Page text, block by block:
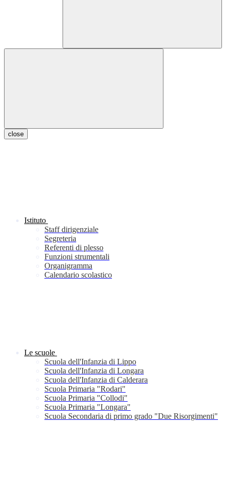
close
Istituto
Staff dirigenziale
Segreteria
Referenti di plesso
Funzioni strumentali
Organigramma
Calendario scolastico
Le scuole
Scuola dell'Infanzia di Lippo
Scuola dell'Infanzia di Longara
Scuola dell'Infanzia di Calderara
Scuola Primaria "Rodari"
Scuola Primaria "Collodi"
Scuola Primaria "Longara"
Scuola Secondaria di primo grado "Due Risorgimenti"